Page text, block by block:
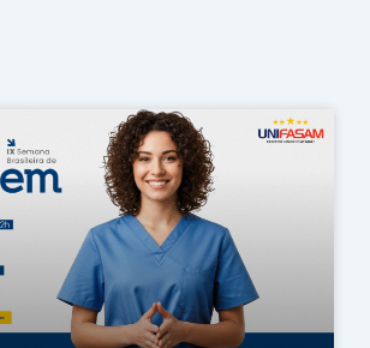
PáginaPáginaPágina
PáginaPágina